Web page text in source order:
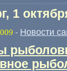
1
- Новости